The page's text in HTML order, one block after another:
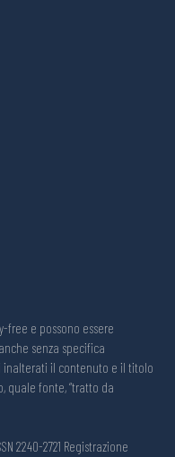
free e possono essere
senza specifica
inalterati il contenuto e il titolo
quale fonte, “tratto da
2240-2721 Registrazione